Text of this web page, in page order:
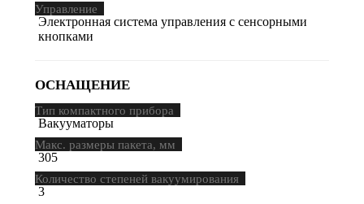
Управление
Электронная система управления с сенсорными
кнопками
ОСНАЩЕНИЕ
Тип компактного прибора
Вакууматоры
Макс. размеры пакета, мм
305
Количество степеней вакуумирования
3